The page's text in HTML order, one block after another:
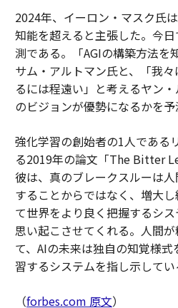
2024年、イーロン・マスク氏
知能を超えると主張した。今
測である。「AGIの構築方法を
サム・アルトマン氏と、「我
るには程遠い」と考えるヤン
のビジョンが優勢になるかを予
強化学習の創始者の1人である
る2019年の論文「The Bitter
彼は、真のブレークスルーは
することからではなく、増大
て世界をより良く把握するシ
思い起こさせてくれる。人間
て、AIの未来は独自の知覚様
習するシステムを指し示してい
（forbes.com 原文）